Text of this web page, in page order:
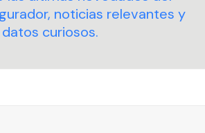
noticias relevantes y
datos curiosos.